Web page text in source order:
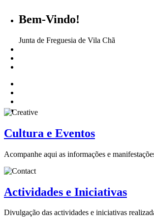
Bem-Vindo!
Junta de Freguesia de Vila Chã
Cultura e Eventos
Acompanhe aqui as informações e
Actividades e Iniciativas
Divulgação das actividades e iniciativas